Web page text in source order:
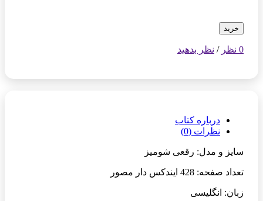
خرید
0 نظر / نظر بدهید
درباره کتاب
نظرات (0)
سایز و مدل: رقعی شومیز
تعداد صفحه: 428 ایندکس دار مصور
زبان: انگلیسی